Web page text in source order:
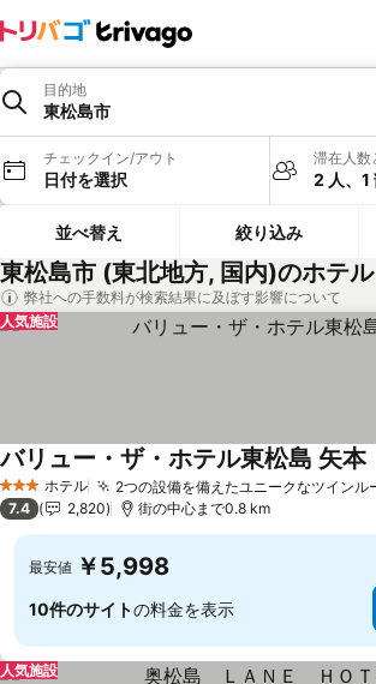
目的地
東松島市
チェックイン/アウト
日付を選択
滞在人数
2 人、1
並べ替え 絞り込み
東松島市 (東北地方, 国内)のホテル
弊社への手数料が検索結果に及ぼす影響について
人気施設
3 ホテルのランク
ホテル 2つの設備を備えたユニークなツインル
バリュー・ザ・ホテル東松島 矢本
7.4 2,820 街の中心まで0.8 km
最安値 ￥5,998
10件のサイトの料金を表示
人気施設